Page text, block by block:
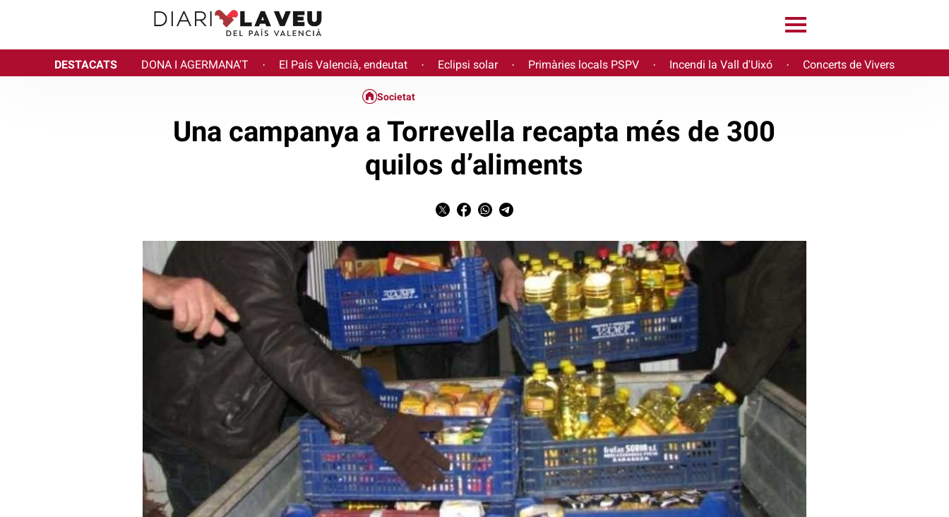
DESTACATS DONA I AGERMANA'T · El País Valencià, endeutat · Eclipsi solar · Primàries locals PSPV · Incendi la Vall d'Uixó · Concerts de Vivers
Societat
Una campanya a Torrevella recapta més de 300
quilos d’aliments